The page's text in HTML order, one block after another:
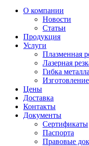
О компании
Новости
Статьи
Продукция
Услуги
Плазменная
Лазерная
Гибка металла
Цены
Доставка
Контакты
Документы
Сертификаты
Паспорта
Правовые